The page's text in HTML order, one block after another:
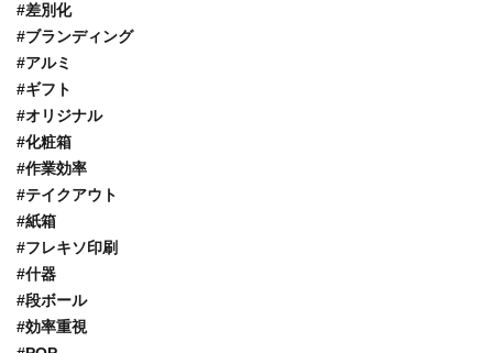
#差別化
#ブランディング
#アルミ
#ギフト
#オリジナル
#化粧箱
#作業効率
#テイクアウト
#紙箱
#フレキソ印刷
#什器
#段ボール
#効率重視